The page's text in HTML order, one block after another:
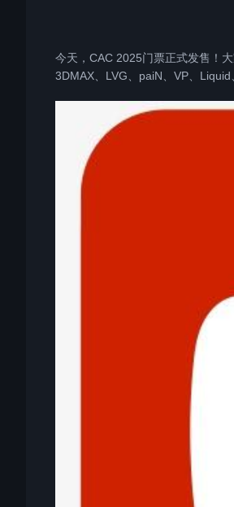
今天，CAC 2025门票正式发售！
3DMAX、LVG、paiN、VP、